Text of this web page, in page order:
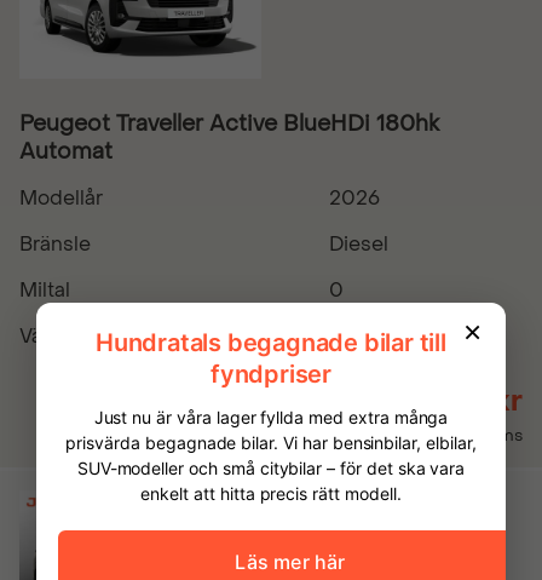
Peugeot Traveller Active BlueHDi 180hk
Automat
Modellår
2026
Bränsle
Diesel
Miltal
0
Växellåda
Automatisk
499 900 kr
Inkl. moms